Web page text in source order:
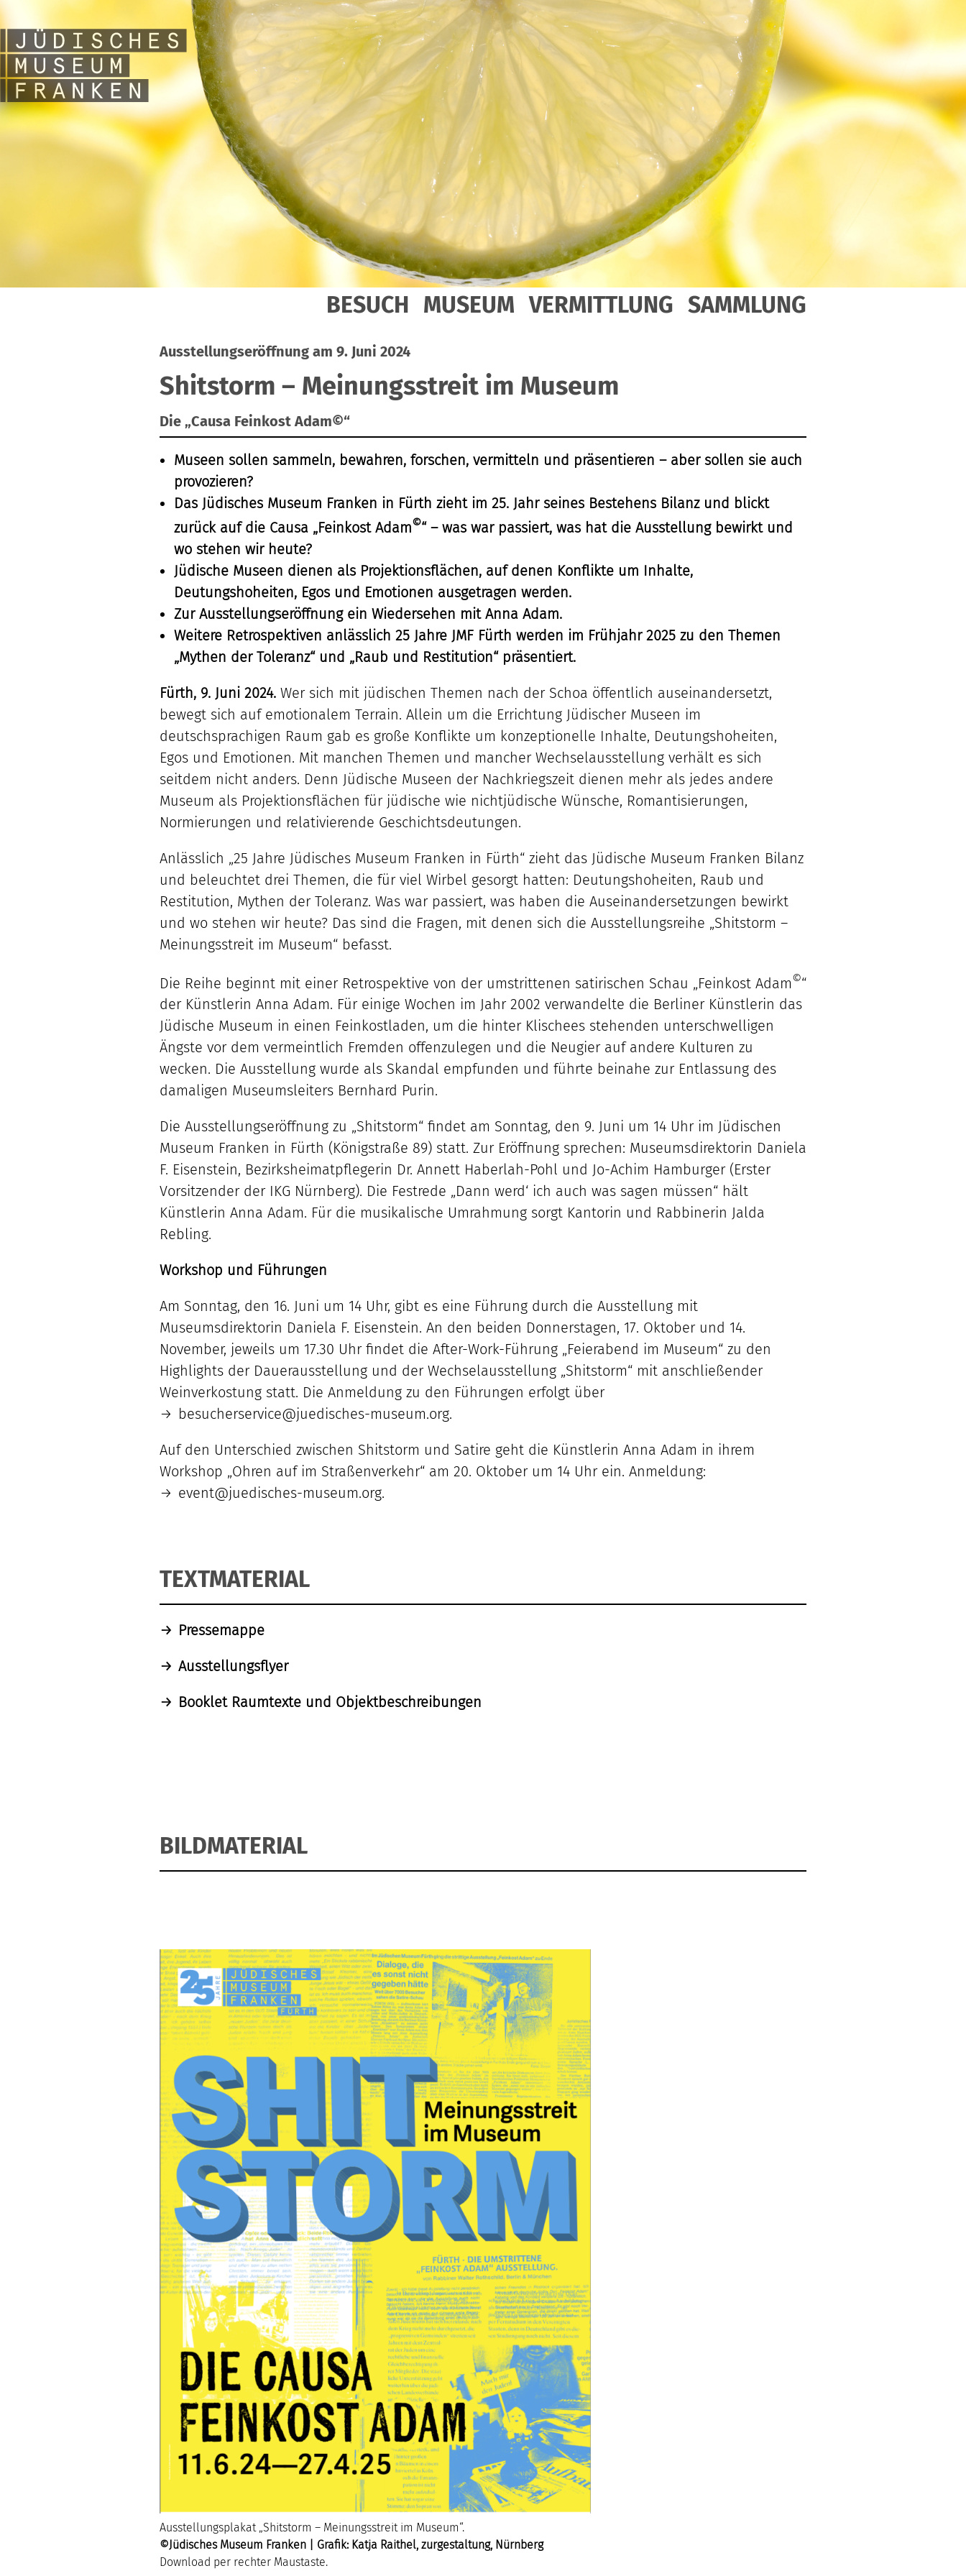
BESUCH MUSEUM VERMITTLUNG SAMMLUNG
Ausstellungseröffnung am 9. Juni 2024
Shitstorm – Meinungsstreit im Museum
Die „Causa Feinkost Adam©“
Museen sollen sammeln, bewahren, forschen, vermitteln und präsentieren – aber sollen sie auch
provozieren?
Das Jüdisches Museum Franken in Fürth zieht im 25. Jahr seines Bestehens Bilanz und blickt
zurück auf die Causa „Feinkost Adam©“ – was war passiert, was hat die Ausstellung bewirkt und
wo stehen wir heute?
Jüdische Museen dienen als Projektionsflächen, auf denen Konflikte um Inhalte,
Deutungshoheiten, Egos und Emotionen ausgetragen werden.
Zur Ausstellungseröffnung ein Wiedersehen mit Anna Adam.
Weitere Retrospektiven anlässlich 25 Jahre JMF Fürth werden im Frühjahr 2025 zu den Themen
„Mythen der Toleranz“ und „Raub und Restitution“ präsentiert.
Fürth, 9. Juni 2024. Wer sich mit jüdischen Themen nach der Schoa öffentlich auseinandersetzt,
bewegt sich auf emotionalem Terrain. Allein um die Errichtung Jüdischer Museen im
deutschsprachigen Raum gab es große Konflikte um konzeptionelle Inhalte, Deutungshoheiten,
Egos und Emotionen. Mit manchen Themen und mancher Wechselausstellung verhält es sich
seitdem nicht anders. Denn Jüdische Museen der Nachkriegszeit dienen mehr als jedes andere
Museum als Projektionsflächen für jüdische wie nichtjüdische Wünsche, Romantisierungen,
Normierungen und relativierende Geschichtsdeutungen.
Anlässlich „25 Jahre Jüdisches Museum Franken in Fürth“ zieht das Jüdische Museum Franken Bilanz
und beleuchtet drei Themen, die für viel Wirbel gesorgt hatten: Deutungshoheiten, Raub und
Restitution, Mythen der Toleranz. Was war passiert, was haben die Auseinandersetzungen bewirkt
und wo stehen wir heute? Das sind die Fragen, mit denen sich die Ausstellungsreihe „Shitstorm –
Meinungsstreit im Museum“ befasst.
Die Reihe beginnt mit einer Retrospektive von der umstrittenen satirischen Schau „Feinkost Adam©“
der Künstlerin Anna Adam. Für einige Wochen im Jahr 2002 verwandelte die Berliner Künstlerin das
Jüdische Museum in einen Feinkostladen, um die hinter Klischees stehenden unterschwelligen
Ängste vor dem vermeintlich Fremden offenzulegen und die Neugier auf andere Kulturen zu
wecken. Die Ausstellung wurde als Skandal empfunden und führte beinahe zur Entlassung des
damaligen Museumsleiters Bernhard Purin.
Die Ausstellungseröffnung zu „Shitstorm“ findet am Sonntag, den 9. Juni um 14 Uhr im Jüdischen
Museum Franken in Fürth (Königstraße 89) statt. Zur Eröffnung sprechen: Museumsdirektorin Daniela
F. Eisenstein, Bezirksheimatpflegerin Dr. Annett Haberlah-Pohl und Jo-Achim Hamburger (Erster
Vorsitzender der IKG Nürnberg). Die Festrede „Dann werd‘ ich auch was sagen müssen“ hält
Künstlerin Anna Adam. Für die musikalische Umrahmung sorgt Kantorin und Rabbinerin Jalda
Rebling.
Workshop und Führungen
Am Sonntag, den 16. Juni um 14 Uhr, gibt es eine Führung durch die Ausstellung mit
Museumsdirektorin Daniela F. Eisenstein. An den beiden Donnerstagen, 17. Oktober und 14.
November, jeweils um 17.30 Uhr findet die After-Work-Führung „Feierabend im Museum“ zu den
Highlights der Dauerausstellung und der Wechselausstellung „Shitstorm“ mit anschließender
Weinverkostung statt. Die Anmeldung zu den Führungen erfolgt über
besucherservice@juedisches-museum.org.
Auf den Unterschied zwischen Shitstorm und Satire geht die Künstlerin Anna Adam in ihrem
Workshop „Ohren auf im Straßenverkehr“ am 20. Oktober um 14 Uhr ein. Anmeldung:
event@juedisches-museum.org.
TEXTMATERIAL
Pressemappe
Ausstellungsflyer
Booklet Raumtexte und Objektbeschreibungen
BILDMATERIAL
Ausstellungsplakat „Shitstorm – Meinungsstreit im Museum“.
©Jüdisches Museum Franken | Grafik: Katja Raithel, zurgestaltung, Nürnberg
Download per rechter Maustaste.